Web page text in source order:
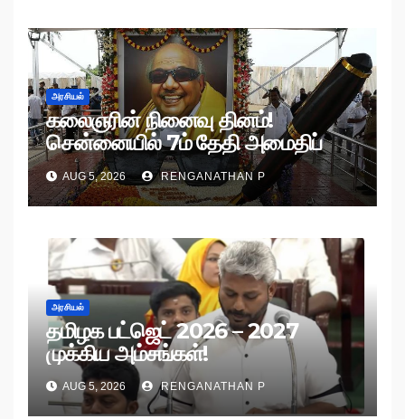
அரசியல்
கலைஞரின் நினைவு தினம்!
சென்னையில் 7ம் தேதி அமைதிப்
பேரணி!
AUG 5, 2026 RENGANATHAN P
அரசியல்
தமிழக பட்ஜெட் 2026 – 2027
முக்கிய அம்சங்கள்!
AUG 5, 2026 RENGANATHAN P